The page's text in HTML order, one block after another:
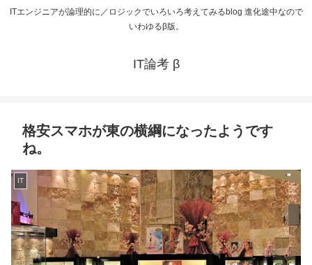
ITエンジニアが論理的に／ロジックでいろいろ考えてみるblog 進化途中なので
いわゆるβ版。
IT論考 β
格安スマホが東の横綱になったようです
ね。
IT